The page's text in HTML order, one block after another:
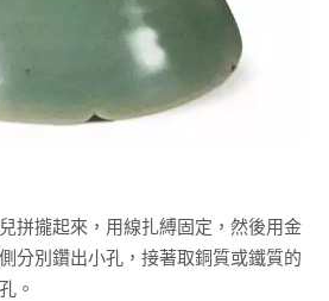
拼攏起來，用線扎縛固定，然後用金
分別鑽出小孔，接著取銅質或鐵質的
。